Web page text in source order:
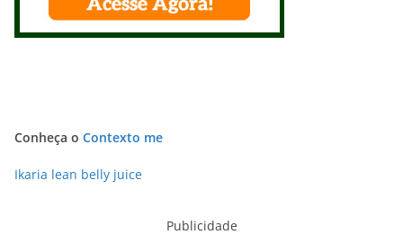
Conheça o Contexto me
Ikaria lean belly juice
Publicidade